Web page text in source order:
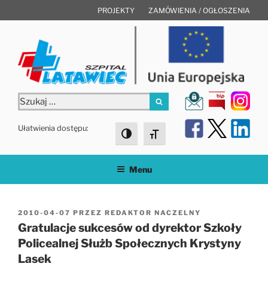
do
PROJEKTY ZAMÓWIENIA / OGŁOSZENIA
Szukaj:
Szukaj
Ułatwienia dostępu:
Toggle High Contrast
Toggle Font size
Menu
OPUBLIKOWANE
W
2010-04-07 PRZEZ REDAKTOR NACZELNY
Gratulacje sukcesów od dyrektor Szkoły
Policealnej Służb Społecznych Krystyny
Lasek